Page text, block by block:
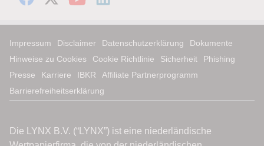
Impressum Disclaimer Datenschutzerklärung
Dokumente
Hinweise zu Cookies
Cookie Richtlinie Sicherheit
Phishing
Presse
Karriere IBKR
Affiliate Partnerprogramm
Barrierefreiheitserklärung